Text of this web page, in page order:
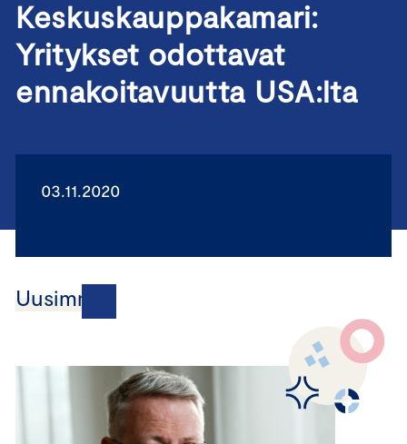
Keskuskauppakamari:
Yritykset odottavat
ennakoitavuutta USA:lta
03.11.2020
Uusimmat